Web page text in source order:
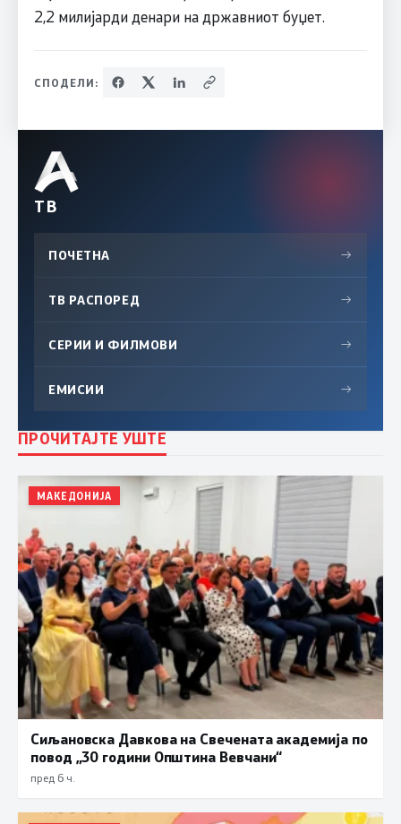
2,2 милијарди денари на државниот буџет.
СПОДЕЛИ:
ТВ
ПОЧЕТНА →
ТВ РАСПОРЕД →
СЕРИИ И ФИЛМОВИ →
ЕМИСИИ →
ПРОЧИТАЈТЕ УШТЕ
МАКЕДОНИЈА
Сиљановска Давкова на Свечената академија по
повод „30 години Општина Вевчани“
пред 6 ч.